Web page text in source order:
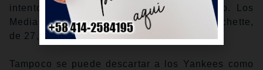
intento por sumar a un jugador del cuadro. Los
Medias Rojas probablemente pondrían a Bichette,
de 27, años en la segunda base.
Tampoco se puede descartar a los Yankees como